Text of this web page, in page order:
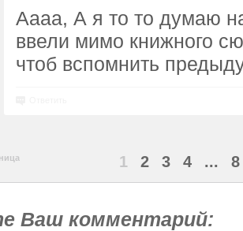
Аааа, А я то то думаю
ввели мимо книжного
чтоб вспомнить
1 2 3 4 ... 8
Ваш комментарий: